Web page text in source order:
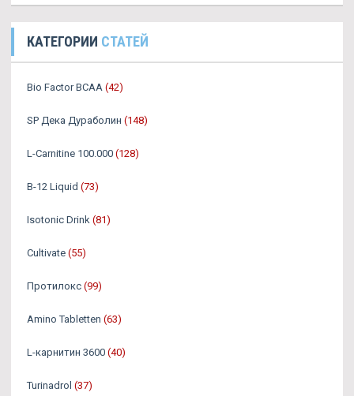
КАТЕГОРИИ СТАТЕЙ
Bio Factor BCAA (42)
SP Дека Дураболин (148)
L-Carnitine 100.000 (128)
B-12 Liquid (73)
Isotonic Drink (81)
Cultivate (55)
Протилокс (99)
Amino Tabletten (63)
L-карнитин 3600 (40)
Turinadrol (37)